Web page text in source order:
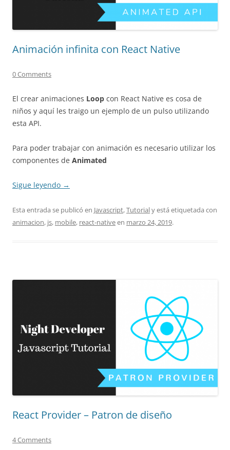
Animación infinita con React Native
0 Comments
El crear animaciones Loop con React Native es cosa de
niños y aquí les traigo un ejemplo de un pulso utilizando
esta API.
Para poder trabajar con animación es necesario utilizar los
componentes de Animated
Sigue leyendo →
Esta entrada se publicó en Javascript,Tutorialy está etiquetada con
animacion, js, mobile, react-nativeen marzo 24, 2019.
React Provider – Patron de diseño
4 Comments